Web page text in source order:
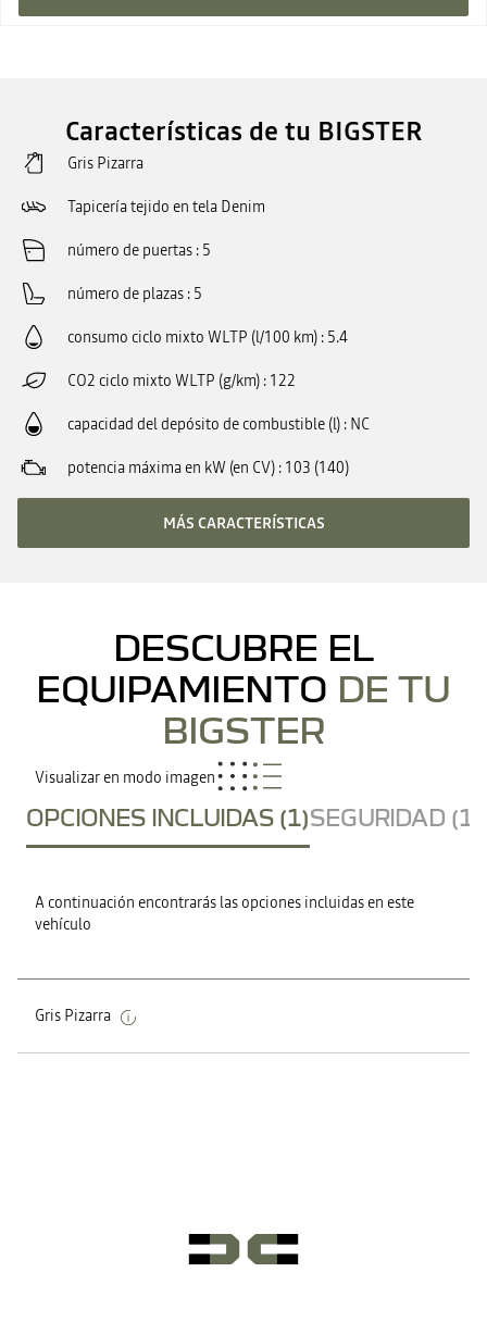
Características de tu BIGSTER
Gris Pizarra
Tapicería tejido en tela Denim
número de puertas 5
número de plazas 5
consumo ciclo mixto WLTP (l/100 km) 5.4
CO2 ciclo mixto WLTP (g/km) 122
capacidad del depósito de combustible (l) NC
potencia máxima en kW (en CV) 103 (140)
MÁS CARACTERÍSTICAS
DESCUBRE EL
EQUIPAMIENTO DE TU
BIGSTER
Visualizar en modo imagen
OPCIONES INCLUIDAS (1)SEGURIDAD
A continuación encontrarás las opciones incluidas en este
vehículo
Gris Pizarra